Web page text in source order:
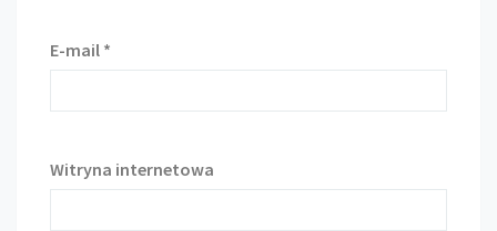
E-mail *
Witryna internetowa